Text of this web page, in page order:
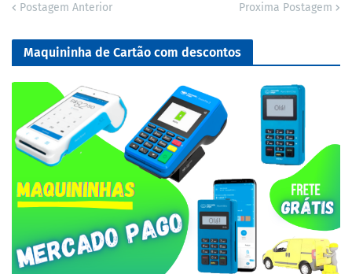
Postagem Anterior Proxima Postagem
Maquininha de Cartão com descontos